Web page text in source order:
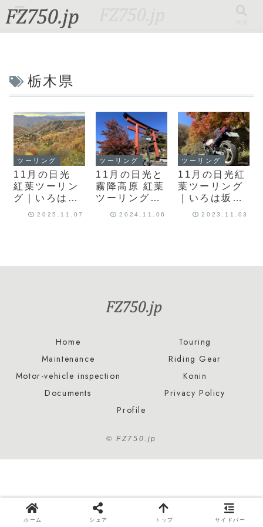
栃木県
ツーリング
11月の日光
紅葉ツーリン
グ｜いろは
坂、中禅寺湖
2025.11.07
ツーリング
11月の日光と
霧降高原 紅葉
ツーリング｜
いろは坂、中
2024.11.06
ツーリング
11月の日光紅
葉ツーリング
｜いろは坂、
中禅寺湖、戦
2023.11.03
Home
Touring
Maintenance
Riding Gear
Motor-vehicle inspection
Konin
Documents
Privacy Policy
Profile
© FZ750.jp
メニュー
ホーム シェア トップ サイドバー